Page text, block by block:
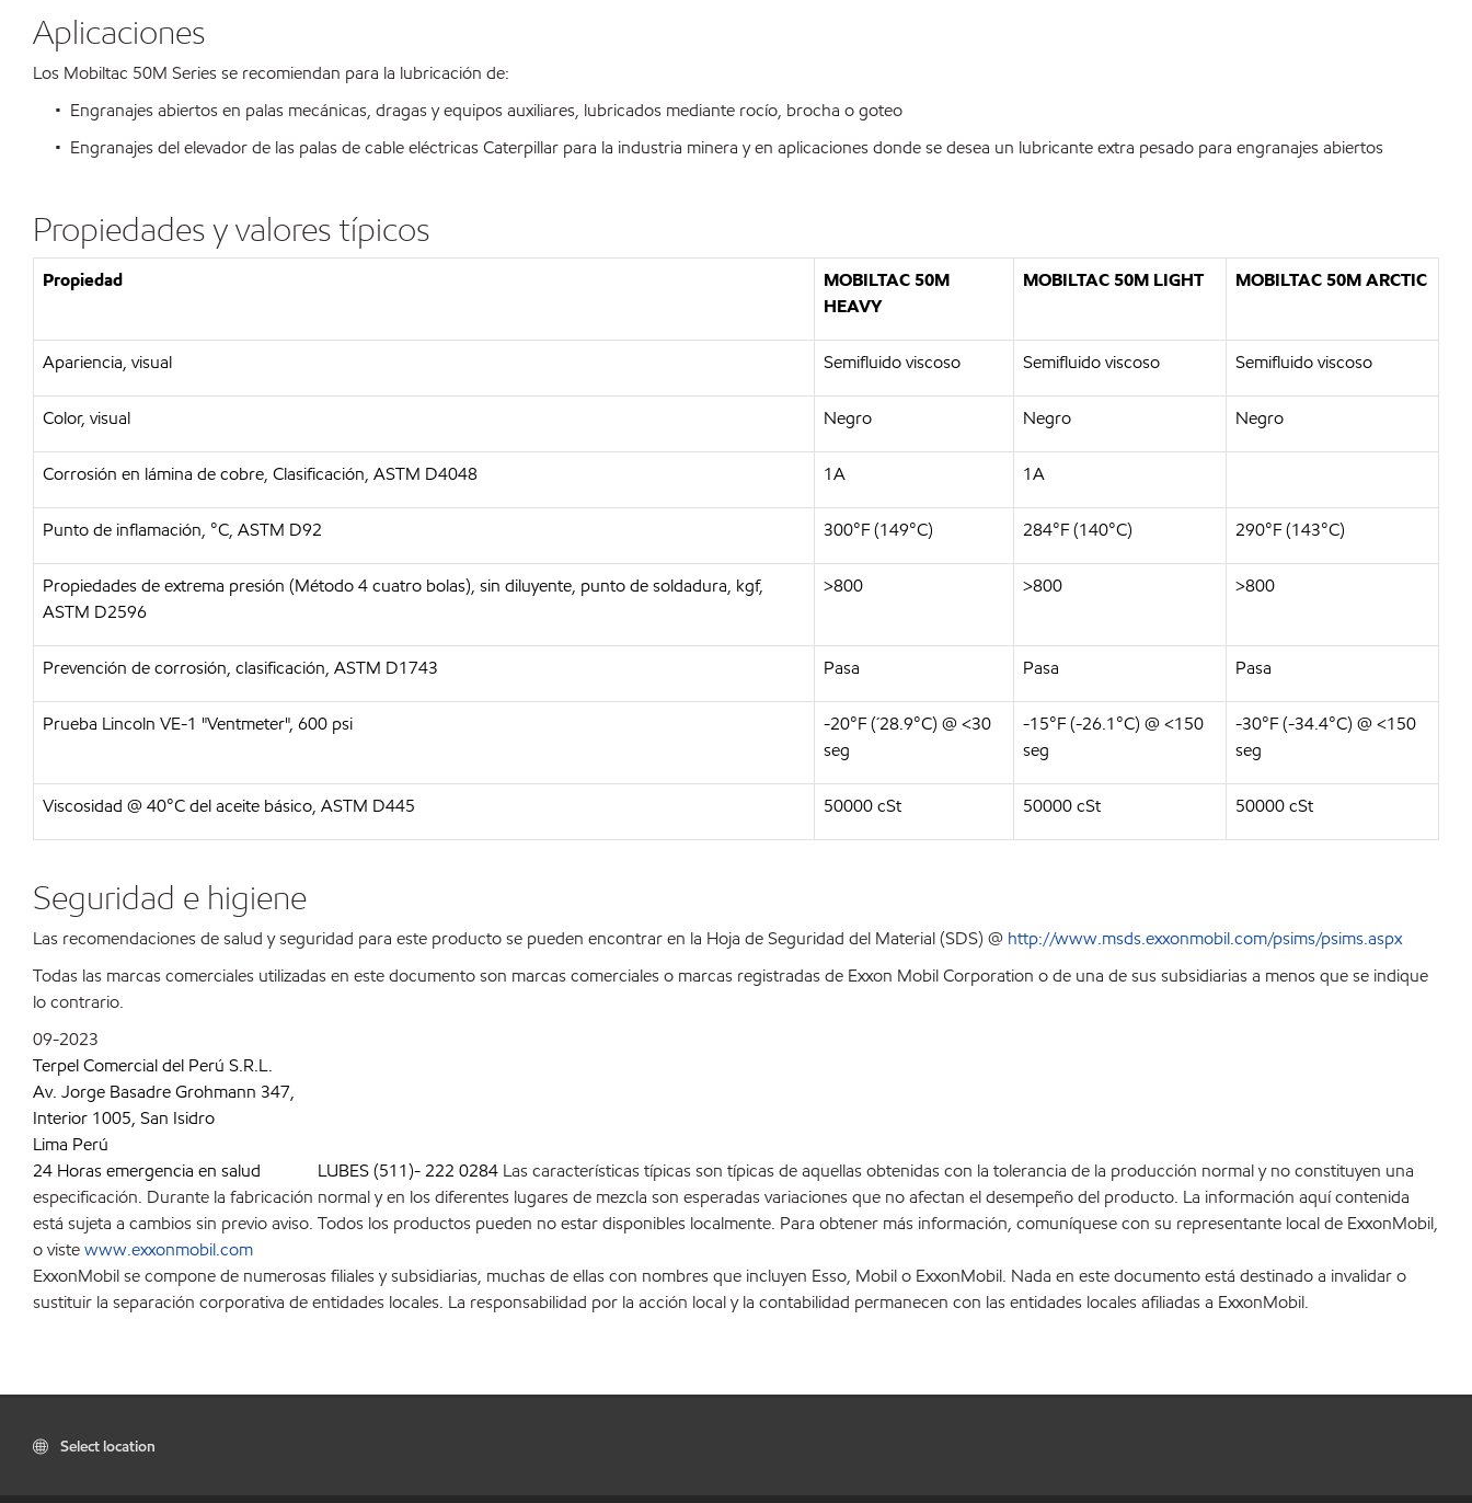
Aplicaciones
Los Mobiltac 50M Series se recomiendan para la lubricación de:
• Engranajes abiertos en palas mecánicas, dragas y equipos auxiliares, lubricados mediante rocío, brocha o goteo
• Engranajes del elevador de las palas de cable eléctricas Caterpillar para la industria minera y en aplicaciones donde se desea un lubricante extra pesado para engranajes abiertos
Propiedades y valores típicos
Propiedad
MOBILTAC 50M
HEAVY
MOBILTAC 50M LIGHT MOBILTAC 50M ARCTIC
Apariencia, visual Semifluido viscoso Semifluido viscoso Semifluido viscoso
Color, visual Negro Negro Negro
Corrosión en lámina de cobre, Clasificación, ASTM D4048 1A 1A
Punto de inflamación, °C, ASTM D92 300°F (149°C) 284°F (140°C) 290°F (143°C)
Propiedades de extrema presión (Método 4 cuatro bolas), sin diluyente, punto de soldadura, kgf,
ASTM D2596
>800 >800 >800
Prevención de corrosión, clasificación, ASTM D1743 Pasa Pasa Pasa
Prueba Lincoln VE-1 "Ventmeter", 600 psi
-20°F (´28.9°C) @ <30
seg
-15°F (-26.1°C) @ <150
seg
-30°F (-34.4°C) @ <150
seg
Viscosidad @ 40°C del aceite básico, ASTM D445 50000 cSt 50000 cSt 50000 cSt
Seguridad e higiene
Las recomendaciones de salud y seguridad para este producto se pueden encontrar en la Hoja de Seguridad del Material (SDS) @ http://www.msds.exxonmobil.com/psims/psims.aspx
Todas las marcas comerciales utilizadas en este documento son marcas comerciales o marcas registradas de Exxon Mobil Corporation o de una de sus subsidiarias a menos que se indique
lo contrario.
09-2023
Terpel Comercial del Perú S.R.L.
Av. Jorge Basadre Grohmann 347,
Interior 1005, San Isidro
Lima Perú
24 Horas emergencia en salud LUBES (511)- 222 0284 Las características típicas son típicas de aquellas obtenidas con la tolerancia de la producción normal y no constituyen una
especificación. Durante la fabricación normal y en los diferentes lugares de mezcla son esperadas variaciones que no afectan el desempeño del producto. La información aquí contenida
está sujeta a cambios sin previo aviso. Todos los productos pueden no estar disponibles localmente. Para obtener más información, comuníquese con su representante local de ExxonMobil,
o vistewww.exxonmobil.com
ExxonMobil se compone de numerosas filiales y subsidiarias, muchas de ellas con nombres que incluyen Esso, Mobil o ExxonMobil. Nada en este documento está destinado a invalidar o
sustituir la separación corporativa de entidades locales. La responsabilidad por la acción local y la contabilidad permanecen con las entidades locales afiliadas a ExxonMobil.
Select location